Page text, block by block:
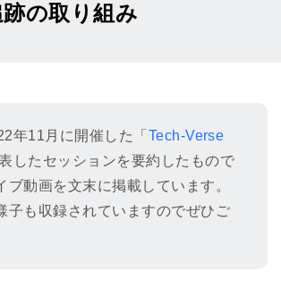
の取り組み
年11月に開催した「 Tech-Verse
したセッションを要約したもので
ブ動画を文末に掲載しています。
子も収録されていますのでぜひご